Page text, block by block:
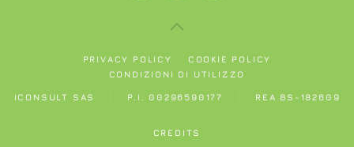
PRIVACY POLICY
COOKIE POLICY
CONDIZIONI DI UTILIZZO
ICONSULT SAS P.I. 00296590177 REA BS-182609
CREDITS